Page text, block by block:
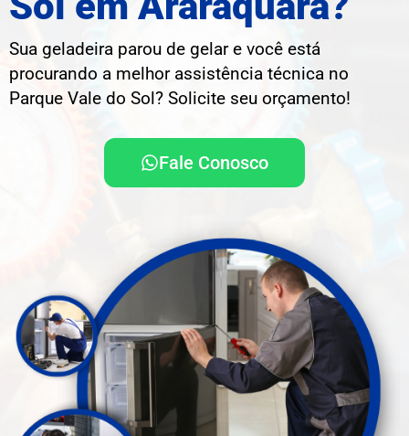
Sua geladeira parou de gelar e você está
procurando a melhor assistência técnica no
Parque Vale do Sol? Solicite seu orçamento!
Fale Conosco